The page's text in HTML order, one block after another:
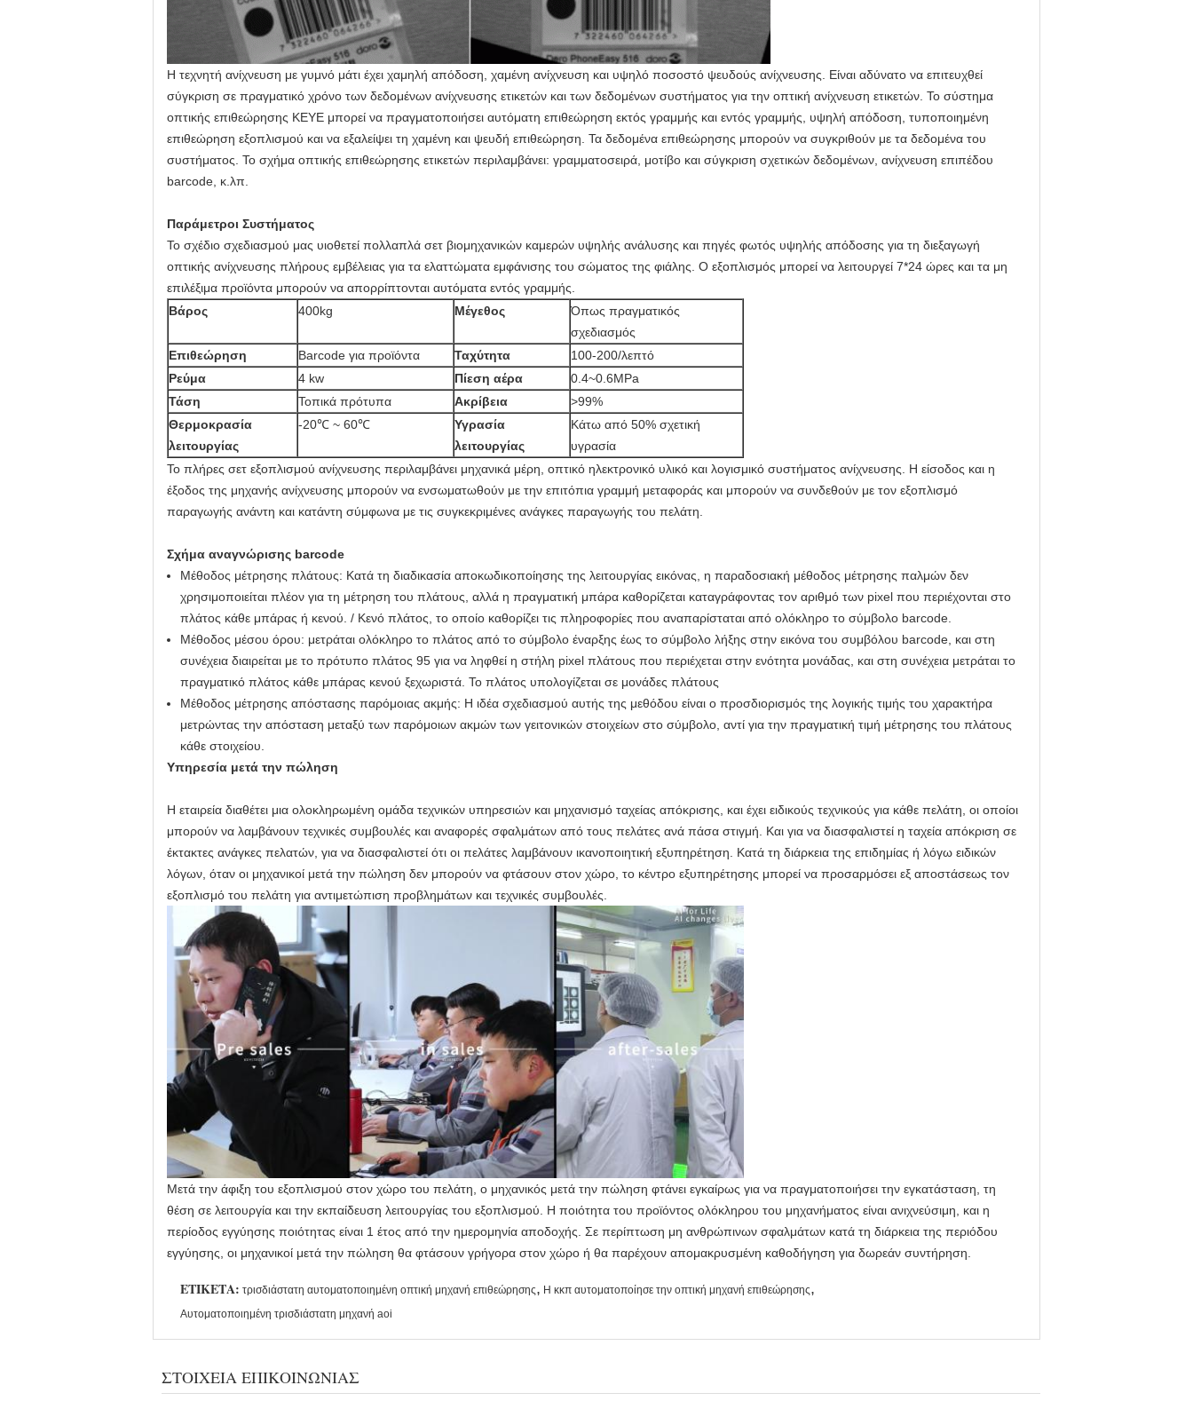
Η τεχνητή ανίχνευση με γυμνό μάτι έχει χαμηλή απόδοση, χαμένη ανίχνευση και υψηλό ποσοστό ψευδούς ανίχνευσης. Είναι αδύνατο να επιτευχθεί
σύγκριση σε πραγματικό χρόνο των δεδομένων ανίχνευσης ετικετών και των δεδομένων συστήματος για την οπτική ανίχνευση ετικετών. Το σύστημα
οπτικής επιθεώρησης KEYE μπορεί να πραγματοποιήσει αυτόματη επιθεώρηση εκτός γραμμής και εντός γραμμής, υψηλή απόδοση, τυποποιημένη
επιθεώρηση εξοπλισμού και να εξαλείψει τη χαμένη και ψευδή επιθεώρηση. Τα δεδομένα επιθεώρησης μπορούν να συγκριθούν με τα δεδομένα του
συστήματος. Το σχήμα οπτικής επιθεώρησης ετικετών περιλαμβάνει: γραμματοσειρά, μοτίβο και σύγκριση σχετικών δεδομένων, ανίχνευση επιπέδου
barcode, κ.λπ.
Παράμετροι Συστήματος
Το σχέδιο σχεδιασμού μας υιοθετεί πολλαπλά σετ βιομηχανικών καμερών υψηλής ανάλυσης και πηγές φωτός υψηλής απόδοσης για τη διεξαγωγή
οπτικής ανίχνευσης πλήρους εμβέλειας για τα ελαττώματα εμφάνισης του σώματος της φιάλης. Ο εξοπλισμός μπορεί να λειτουργεί 7*24 ώρες και τα μη
επιλέξιμα προϊόντα μπορούν να απορρίπτονται αυτόματα εντός γραμμής.
Βάρος
400kg Μέγεθος
Όπως πραγματικός
σχεδιασμός
Επιθεώρηση
Barcode για προϊόντα Ταχύτητα
100-200/λεπτό
Ρεύμα
4 kw Πίεση αέρα
0.4~0.6MPa
Τάση
Τοπικά πρότυπα Ακρίβεια
>99%
Θερμοκρασία
λειτουργίας
-20℃ ~ 60℃
Υγρασία
λειτουργίας
Κάτω από 50% σχετική
υγρασία
Το πλήρες σετ εξοπλισμού ανίχνευσης περιλαμβάνει μηχανικά μέρη, οπτικό ηλεκτρονικό υλικό και λογισμικό συστήματος ανίχνευσης. Η είσοδος και η
έξοδος της μηχανής ανίχνευσης μπορούν να ενσωματωθούν με την επιτόπια γραμμή μεταφοράς και μπορούν να συνδεθούν με τον εξοπλισμό
παραγωγής ανάντη και κατάντη σύμφωνα με τις συγκεκριμένες ανάγκες παραγωγής του πελάτη.
Σχήμα αναγνώρισης barcode
Μέθοδος μέτρησης πλάτους: Κατά τη διαδικασία αποκωδικοποίησης της λειτουργίας εικόνας, η παραδοσιακή μέθοδος μέτρησης παλμών δεν
χρησιμοποιείται πλέον για τη μέτρηση του πλάτους, αλλά η πραγματική μπάρα καθορίζεται καταγράφοντας τον αριθμό των pixel που περιέχονται στο
πλάτος κάθε μπάρας ή κενού. / Κενό πλάτος, το οποίο καθορίζει τις πληροφορίες που αναπαρίσταται από ολόκληρο το σύμβολο barcode.
Μέθοδος μέσου όρου: μετράται ολόκληρο το πλάτος από το σύμβολο έναρξης έως το σύμβολο λήξης στην εικόνα του συμβόλου barcode, και στη
συνέχεια διαιρείται με το πρότυπο πλάτος 95 για να ληφθεί η στήλη pixel πλάτους που περιέχεται στην ενότητα μονάδας, και στη συνέχεια μετράται το
πραγματικό πλάτος κάθε μπάρας κενού ξεχωριστά. Το πλάτος υπολογίζεται σε μονάδες πλάτους
Μέθοδος μέτρησης απόστασης παρόμοιας ακμής: Η ιδέα σχεδιασμού αυτής της μεθόδου είναι ο προσδιορισμός της λογικής τιμής του χαρακτήρα
μετρώντας την απόσταση μεταξύ των παρόμοιων ακμών των γειτονικών στοιχείων στο σύμβολο, αντί για την πραγματική τιμή μέτρησης του πλάτους
κάθε στοιχείου.
Υπηρεσία μετά την πώληση
Η εταιρεία διαθέτει μια ολοκληρωμένη ομάδα τεχνικών υπηρεσιών και μηχανισμό ταχείας απόκρισης, και έχει ειδικούς τεχνικούς για κάθε πελάτη, οι οποίοι
μπορούν να λαμβάνουν τεχνικές συμβουλές και αναφορές σφαλμάτων από τους πελάτες ανά πάσα στιγμή. Και για να διασφαλιστεί η ταχεία απόκριση σε
έκτακτες ανάγκες πελατών, για να διασφαλιστεί ότι οι πελάτες λαμβάνουν ικανοποιητική εξυπηρέτηση. Κατά τη διάρκεια της επιδημίας ή λόγω ειδικών
λόγων, όταν οι μηχανικοί μετά την πώληση δεν μπορούν να φτάσουν στον χώρο, το κέντρο εξυπηρέτησης μπορεί να προσαρμόσει εξ αποστάσεως τον
εξοπλισμό του πελάτη για αντιμετώπιση προβλημάτων και τεχνικές συμβουλές.
Μετά την άφιξη του εξοπλισμού στον χώρο του πελάτη, ο μηχανικός μετά την πώληση φτάνει εγκαίρως για να πραγματοποιήσει την εγκατάσταση, τη
θέση σε λειτουργία και την εκπαίδευση λειτουργίας του εξοπλισμού. Η ποιότητα του προϊόντος ολόκληρου του μηχανήματος είναι ανιχνεύσιμη, και η
περίοδος εγγύησης ποιότητας είναι 1 έτος από την ημερομηνία αποδοχής. Σε περίπτωση μη ανθρώπινων σφαλμάτων κατά τη διάρκεια της περιόδου
εγγύησης, οι μηχανικοί μετά την πώληση θα φτάσουν γρήγορα στον χώρο ή θα παρέχουν απομακρυσμένη καθοδήγηση για δωρεάν συντήρηση.
ΕΤΙΚΈΤΑ: τρισδιάστατη αυτοματοποιημένη οπτική μηχανή επιθεώρησης, Η κκπ αυτοματοποίησε την οπτική μηχανή επιθεώρησης,
Αυτοματοποιημένη τρισδιάστατη μηχανή aoi
ΣΤΟΙΧΕΊΑ ΕΠΙΚΟΙΝΩΝΊΑΣ